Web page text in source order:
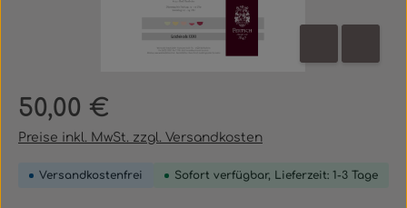
Regulärer Preis:
50,00 €
Preise inkl. MwSt. zzgl. Versandkosten
Versandkostenfrei Sofort verfügbar, Lieferzeit: 1-3 Tage